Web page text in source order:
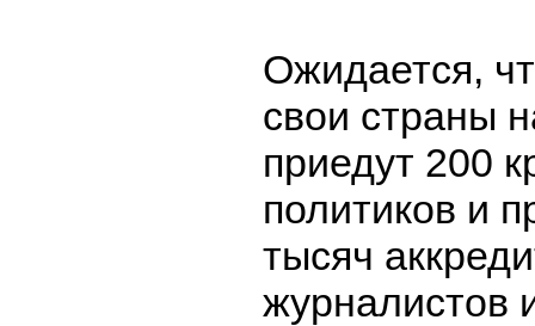
Ожидается,
свои страны
приедут 200
политиков и
тысяч
журналистов